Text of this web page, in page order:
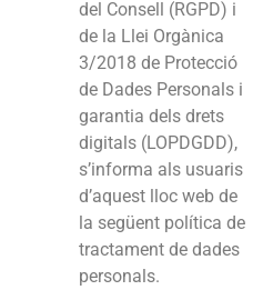
del Consell (RGPD) i
de la Llei Orgànica
3/2018 de Protecció
de Dades Personals i
garantia dels drets
digitals (LOPDGDD),
s’informa als usuaris
d’aquest lloc web de
la següent política de
tractament de dades
personals.